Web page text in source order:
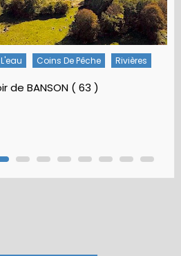
Coins De Pêche Rivières
de BANSON ( 63 )